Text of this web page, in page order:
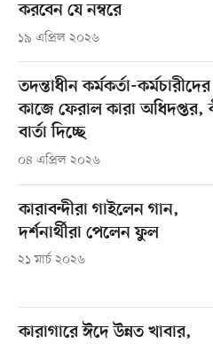
করবেন যে নম্বরে
১৯ এপ্রিল ২০২৬
তদন্তাধীন কর্মকর্তা-কর্মচারীদের
কাজে ফেরাল কারা অধিদপ্তর,
বার্তা দিচ্ছে
০৪ এপ্রিল ২০২৬
কারাবন্দীরা গাইলেন গান,
দর্শনার্থীরা পেলেন ফুল
২১ মার্চ ২০২৬
কারাগারে ঈদে উন্নত খাবার,